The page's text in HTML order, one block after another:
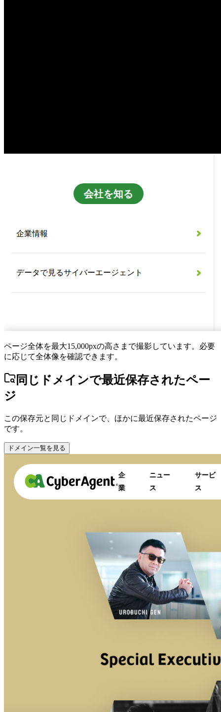
ページ全体を最大15,000pxの高さまで撮影しています。必要
に応じて全体像を確認できます。
同じドメインで最近保存されたペー
ジ
この保存元と同じドメインで、ほかに最近保存されたページ
です。
ドメイン一覧を見る